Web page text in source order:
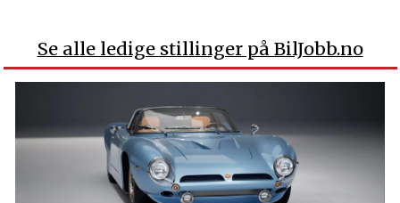
Se alle ledige stillinger på BilJobb.no